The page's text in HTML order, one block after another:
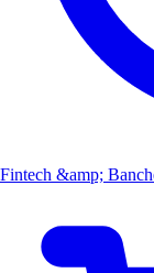
Fintech &amp;